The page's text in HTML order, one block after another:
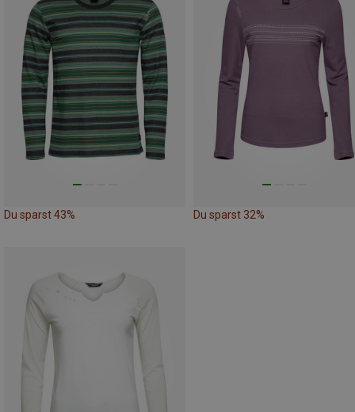
Du sparst 43% Du sparst 32%